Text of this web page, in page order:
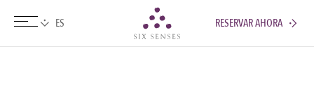
Six sensesRESERVAR AHORA